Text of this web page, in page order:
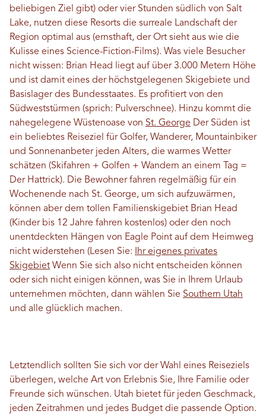
beliebigen Ziel gibt) oder vier Stunden südlich von Salt
Lake, nutzen diese Resorts die surreale Landschaft der
Region optimal aus (ernsthaft, der Ort sieht aus wie die
Kulisse eines Science-Fiction-Films). Was viele Besucher
nicht wissen: Brian Head liegt auf über 3.000 Metern Höhe
und ist damit eines der höchstgelegenen Skigebiete und
Basislager des Bundesstaates. Es profitiert von den
Südweststürmen (sprich: Pulverschnee). Hinzu kommt die
nahegelegene Wüstenoase von St. George Der Süden ist
ein beliebtes Reiseziel für Golfer, Wanderer, Mountainbiker
und Sonnenanbeter jeden Alters, die warmes Wetter
schätzen (Skifahren + Golfen + Wandern an einem Tag =
Der Hattrick). Die Bewohner fahren regelmäßig für ein
Wochenende nach St. George, um sich aufzuwärmen,
können aber dem tollen Familienskigebiet Brian Head
(Kinder bis 12 Jahre fahren kostenlos) oder den noch
unentdeckten Hängen von Eagle Point auf dem Heimweg
nicht widerstehen (Lesen Sie:
Ihr eigenes privates
Skigebiet Wenn Sie sich also nicht entscheiden können
oder sich nicht einigen können, was Sie in Ihrem Urlaub
unternehmen möchten, dann wählen Sie Southern Utah
und alle glücklich machen.
Letztendlich sollten Sie sich vor der Wahl eines Reiseziels
überlegen, welche Art von Erlebnis Sie, Ihre Familie oder
Freunde sich wünschen. Utah bietet für jeden Geschmack,
jeden Zeitrahmen und jedes Budget die passende Option.